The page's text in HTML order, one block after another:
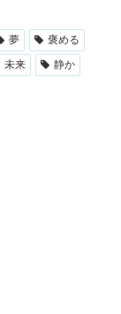
夢
褒める
未来 静か